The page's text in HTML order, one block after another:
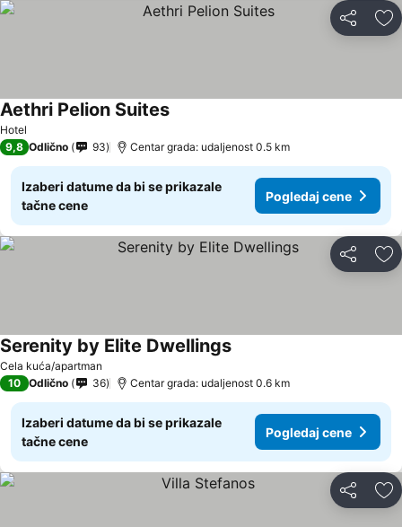
Deli
Hotel
Aethri Pelion Suites
9,8 Odlično 93 Centar grada: udaljenost 0.5 km
Izaberi datume da bi se prikazale
tačne cene
Pogledaj cene
Deli
Cela kuća/apartman
Serenity by Elite Dwellings
10 Odlično 36 Centar grada: udaljenost 0.6 km
Izaberi datume da bi se prikazale
tačne cene
Pogledaj cene
Deli